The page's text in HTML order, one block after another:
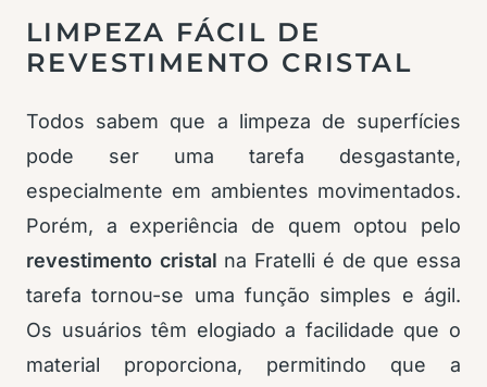
LIMPEZA FÁCIL DE
REVESTIMENTO CRISTAL
Todos sabem que a limpeza de superfícies
pode ser uma tarefa desgastante,
especialmente em ambientes movimentados.
Porém, a experiência de quem optou pelo
revestimento cristal na Fratelli é de que essa
tarefa tornou-se uma função simples e ágil.
Os usuários têm elogiado a facilidade que o
material proporciona, permitindo que a